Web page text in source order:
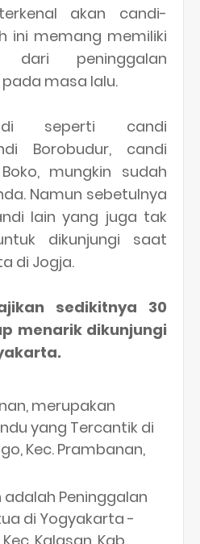
akan candi-
ini memang memiliki
peninggalan
masa lalu.
seperti candi
Borobudur, candi
mungkin sudah
Namun sebetulnya
lain yang juga tak
dikunjungi saat
di Jogja.
sedikitnya 30
menarik dikunjungi
merupakan
yang Tercantik di
Kec. Prambanan,
adalah Peninggalan
di Yogyakarta -